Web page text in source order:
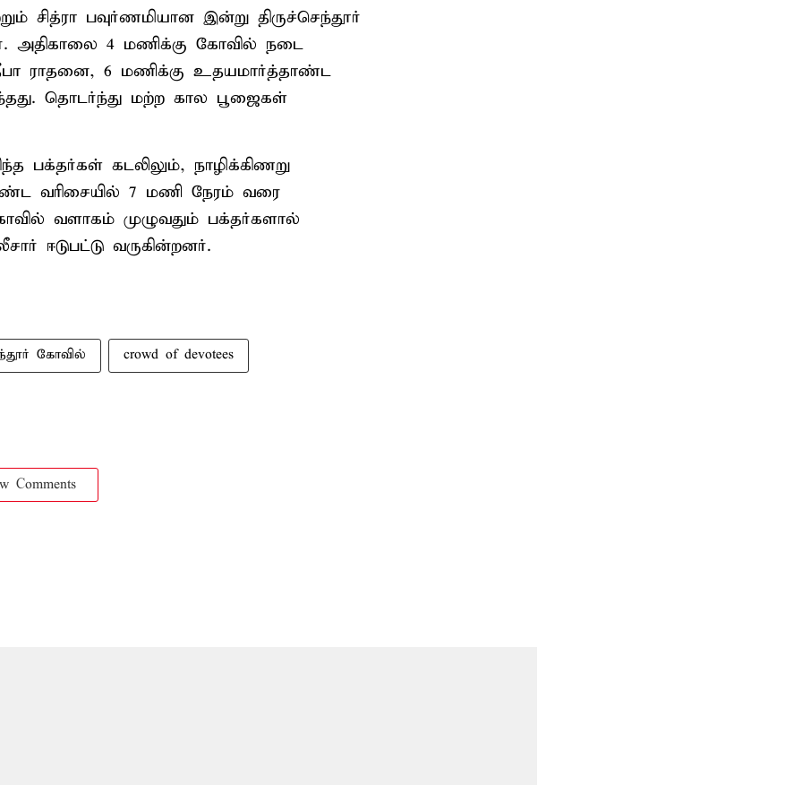
சித்ரா பவுர்ணமியான இன்று திருச்செந்தூர்
அதிகாலை 4 மணிக்கு கோவில் நடை
தீபா ராதனை, 6 மணிக்கு உதயமார்த்தாண்ட
தொடர்ந்து மற்ற கால பூஜைகள்
பக்தர்கள் கடலிலும், நாழிக்கிணறு
நீண்ட வரிசையில் 7 மணி நேரம் வரை
வளாகம் முழுவதும் பக்தர்களால்
ஈடுபட்டு வருகின்றனர்.
கோவில் crowd of devotees
Comments